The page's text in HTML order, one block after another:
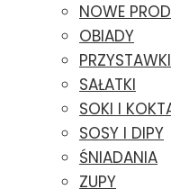
NOWE
OBIADY
PRZYSTAWKI
SAŁATKI
SOKI I
SOSY I DIPY
ŚNIADANIA
ZUPY